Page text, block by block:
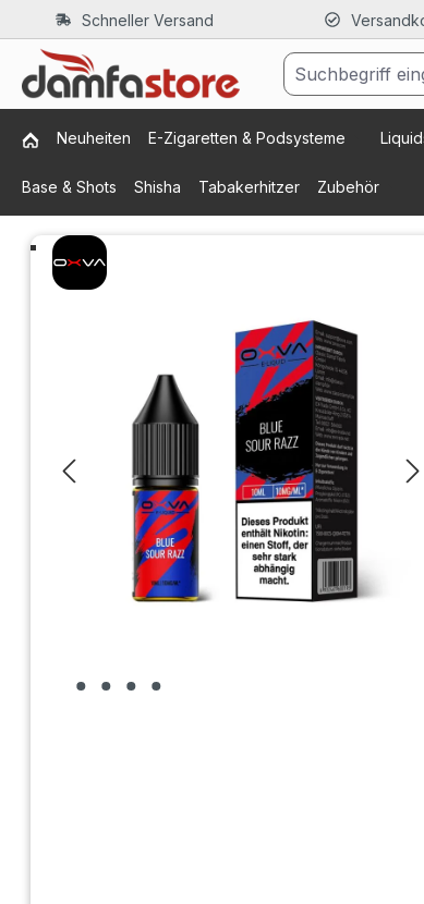
Hauptinhalt springen
Zur Suche springen
Zur Hauptnavigation springen
Schneller Versand
Neuheiten E-Zigaretten & Podsysteme
Base & Shots Shisha Tabakerhitzer Zubehör
Bildergalerie überspringen